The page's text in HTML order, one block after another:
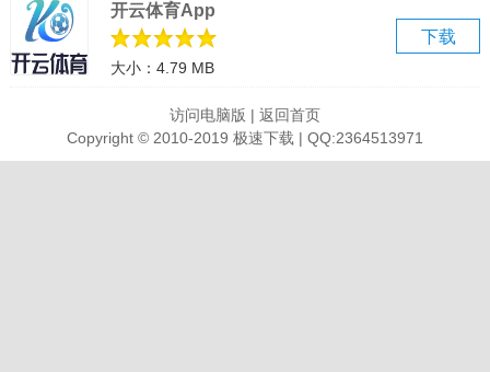
使用说明
中文设置方法
后，可能只汉化的部分，请大家重启软件就可以汉化全部了
下载
开云体育App
大小：4.79 MB
访问电脑版 | 返回首页
Copyright © 2010-2019 极速下载 | QQ:2364513971